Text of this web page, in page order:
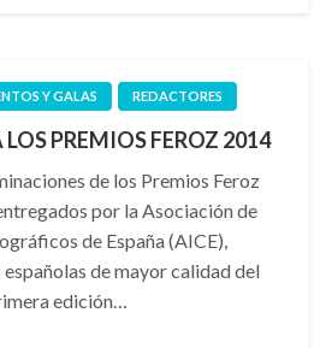
Y GALAS REDACTORES
PREMIOS FEROZ 2014
de los Premios Feroz
por la Asociación de
de España (AICE),
de mayor calidad del
edición…